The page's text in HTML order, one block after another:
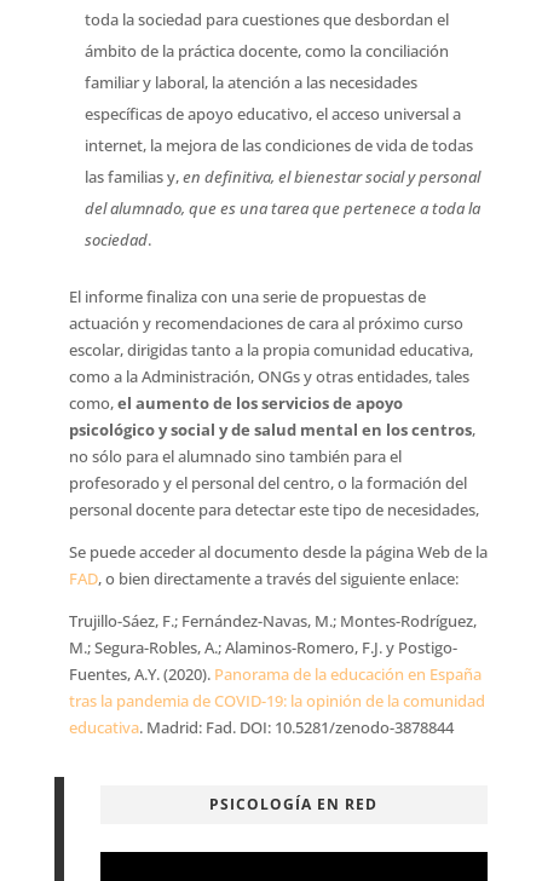
toda la sociedad para cuestiones que desbordan el
ámbito de la práctica docente, como la conciliación
familiar y laboral, la atención a las necesidades
específicas de apoyo educativo, el acceso universal a
internet, la mejora de las condiciones de vida de todas
las familias y,en definitiva, el bienestar social y personal
del alumnado, que es una tarea que pertenece a toda la
sociedad.
El informe finaliza con una serie de propuestas de
actuación y recomendaciones de cara al próximo curso
escolar, dirigidas tanto a la propia comunidad educativa,
como a la Administración, ONGs y otras entidades, tales
como,el aumento de los servicios de apoyo
psicológico y social y de salud mental en los centros,
no sólo para el alumnado sino también para el
profesorado y el personal del centro, o la formación del
personal docente para detectar este tipo de necesidades,
Se puede acceder al documento desde la página Web de la
FAD, o bien directamente a través del siguiente enlace:
Trujillo-Sáez, F.; Fernández-Navas, M.; Montes-Rodríguez,
M.; Segura-Robles, A.; Alaminos-Romero, F.J. y Postigo-
Fuentes, A.Y. (2020). Panorama de la educación en España
tras la pandemia de COVID-19: la opinión de la comunidad
educativa. Madrid: Fad. DOI: 10.5281/zenodo-3878844
PSICOLOGÍA EN RED